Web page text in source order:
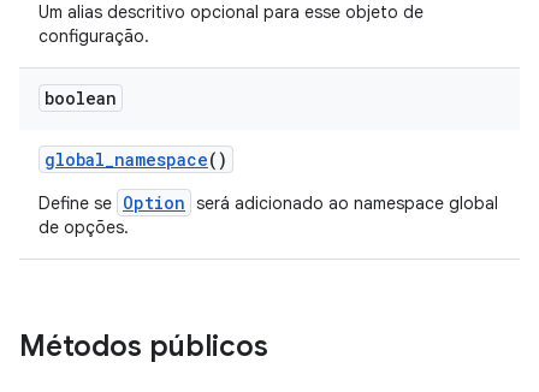
Um alias descritivo opcional para esse objeto de
configuração.
boolean
global_namespace()
Define se Option será adicionado ao namespace global
de opções.
Métodos públicos